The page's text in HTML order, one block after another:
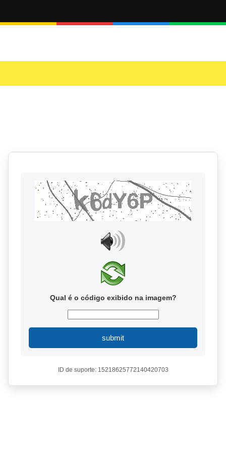
Qual é o código exibido na imagem?
submit
ID de suporte: 15218625772140420703